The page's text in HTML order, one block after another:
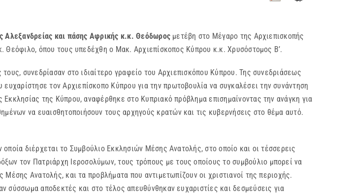
και πάσης Αφρικής κ.κ. Θεόδωρος μετέβη στο Μέγαρο της Αρχιεπισκοπής
Θεόφιλο, όπου τους υπεδέχθη ο Μακ. Αρχιεπίσκοπος Κύπρου κ.κ. Χρυσόστομος Β’.
συνεδρίασαν στο ιδιαίτερο γραφείο του Αρχιεπισκόπου Κύπρου. Της συνεδριάσεως
τον Αρχιεπίσκοπο Κύπρου για την πρωτοβουλία να συγκαλέσει την συνάντηση
της Κύπρου, αναφέρθηκε στο Κυπριακό πρόβλημα επισημαίνοντας την ανάγκη για
να ευαισθητοποιήσουν τους αρχηγούς κρατών και τις κυβερνήσεις στο θέμα αυτό.
διέρχεται το Συμβούλιο Εκκλησιών Μέσης Ανατολής, στο οποίο και οι τέσσερεις
τον Πατριάρχη Ιεροσολύμων, τους τρόπους με τους οποίους το συμβούλιο μπορεί να
Ανατολής, και τα προβλήματα που αντιμετωπίζουν οι χριστιανοί της περιοχής.
σύσσωμα αποδεκτές και στο τέλος απευθύνθηκαν ευχαριστίες και δεσμεύσεις για